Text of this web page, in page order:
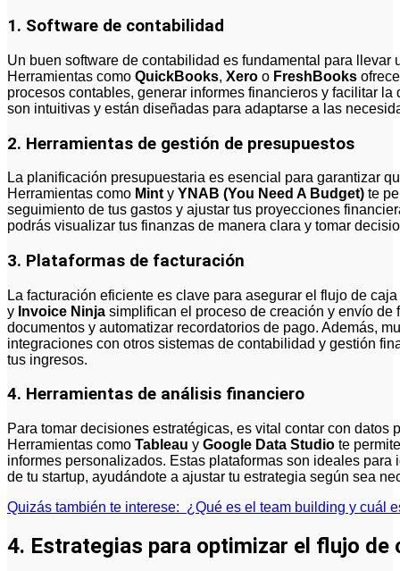
1. Software de contabilidad
Un buen software de contabilidad es fundamental para llevar
Herramientas como QuickBooks, Xero o FreshBooks
procesos contables, generar informes financieros y facilitar
son intuitivas y están diseñadas para adaptarse a las
2. Herramientas de gestión de presupuestos
La planificación presupuestaria es esencial para garantizar
Herramientas como Mint y YNAB (You Need A Budget) te
seguimiento de tus gastos y ajustar tus proyecciones
podrás visualizar tus finanzas de manera clara y tomar
3. Plataformas de facturación
La facturación eficiente es clave para asegurar el flujo de
y Invoice Ninja simplifican el proceso de creación y envío de
documentos y automatizar recordatorios de pago. Además,
integraciones con otros sistemas de contabilidad y gestión
tus ingresos.
4. Herramientas de análisis financiero
Para tomar decisiones estratégicas, es vital contar con
Herramientas como Tableau y Google Data Studio te
informes personalizados. Estas plataformas son ideales
de tu startup, ayudándote a ajustar tu estrategia según sea
Quizás también te interese: ¿Qué es el team building y cuál
4. Estrategias para optimizar el flujo de